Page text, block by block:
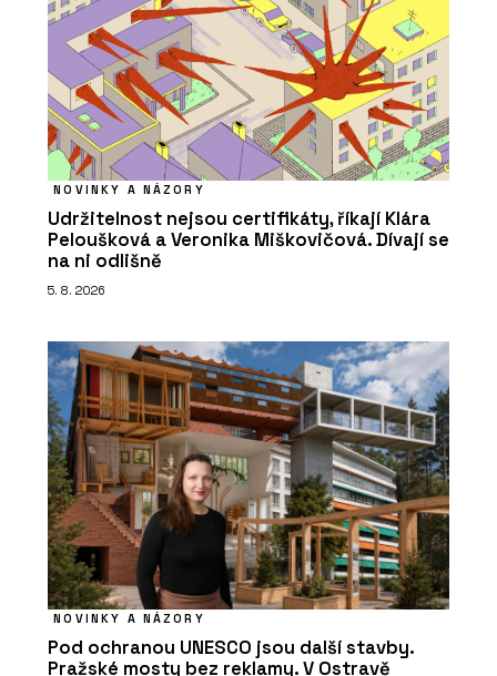
NOVINKY A NÁZORY
Udržitelnost nejsou certifikáty, říkají Klára
Peloušková a Veronika Miškovičová. Dívají se
na ni odlišně
5. 8. 2026
NOVINKY A NÁZORY
Pod ochranou UNESCO jsou další stavby.
Pražské mosty bez reklamy. V Ostravě